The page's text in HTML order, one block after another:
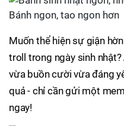
Bánh ngon, tao ngon hơn
Muốn thể hiện sự giận
troll trong ngày sinh nhật?
vừa buồn cười vừa đáng
quả - chỉ cần gửi một
ngay!